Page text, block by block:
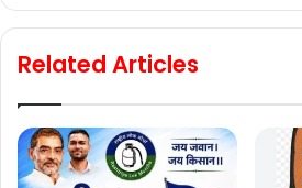
Related Articles